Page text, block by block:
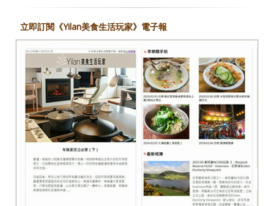
立即訂閱《Yilan美食生活玩家》電子報